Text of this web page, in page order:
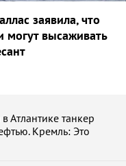
заявила, что
могут высаживать
Атлантике танкер
Кремль: Это